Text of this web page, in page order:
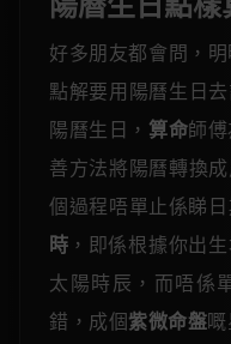
好多朋友都會問，明
點解要用陽曆生日
陽曆生日， 算命師
善方法將陽曆轉換
個過程唔單止係睇
時 ，即係根據你出
太陽時辰，而唔係
錯，成個紫微命盤